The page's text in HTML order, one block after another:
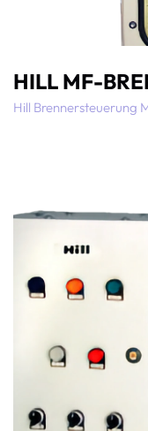
HILL MF-
Hill Brennersteuerung